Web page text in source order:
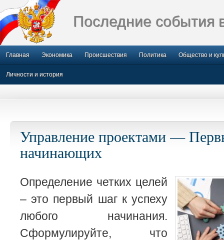
Последние события
Главная Экономика Происшествия Политика Общество и
Личности и история
Управление проектами —
начинающих
Определение четких целей
– это первый шаг к успеху
любого начинания.
Сформулируйте, что